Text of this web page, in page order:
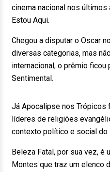
cinema nacional nos últimos
Estou Aqui.
Chegou a disputar o Oscar
diversas categorias, mas
internacional, o prêmio ficou
Sentimental.
Já Apocalipse nos Trópicos
líderes de religiões
contexto político e social do
Beleza Fatal, por sua vez, é
Montes que traz um elenco